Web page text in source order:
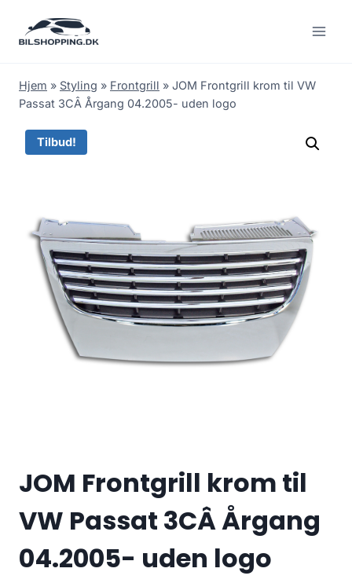
Hjem » Styling » Frontgrill » JOM Frontgrill krom til VW
Passat 3CÂ Årgang 04.2005- uden logo
Tilbud!
JOM Frontgrill krom til
VW Passat 3CÂ Årgang
04.2005- uden logo